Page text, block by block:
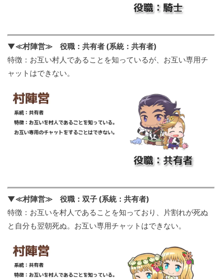
▼≪村陣営≫ 役職：共有者 (系統：共有者)
特徴：お互い村人であることを知っているが、お互い専用チ
ャットはできない。
▼≪村陣営≫ 役職：双子 (系統：共有者)
特徴：お互いを村人であることを知っており、片割れが死ぬ
と自分も翌朝死ぬ。お互い専用チャットはできない。